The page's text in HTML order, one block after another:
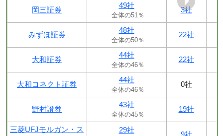
岡三証券
49社
全体の51％
3社
みずほ証券
48社
全体の50％
22社
大和証券
44社
全体の46％
22社
大和コネクト証券
44社
全体の46％
0社
野村證券
43社
全体の45％
19社
三菱UFJモルガン・ス
29社
9社